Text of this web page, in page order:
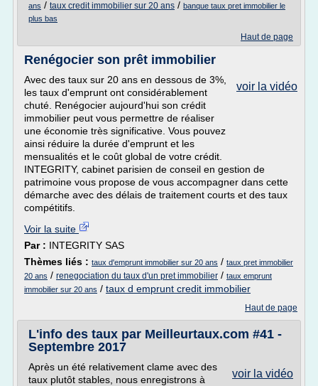
ans / taux credit immobilier sur 20 ans / banque taux pret immobilier le
plus bas
Haut de page
Renégocier son prêt immobilier
voir la vidéo
Avec des taux sur 20 ans en dessous de 3%,
les taux d'emprunt ont considérablement
chuté. Renégocier aujourd'hui son crédit
immobilier peut vous permettre de réaliser
une économie très significative. Vous pouvez
ainsi réduire la durée d'emprunt et les
mensualités et le coût global de votre crédit.
INTEGRITY, cabinet parisien de conseil en gestion de
patrimoine vous propose de vous accompagner dans cette
démarche avec des délais de traitement courts et des taux
compétitifs.
Voir la suite
Par : INTEGRITY SAS
Thèmes liés : taux d'emprunt immobilier sur 20 ans / taux pret immobilier
20 ans / renegociation du taux d'un pret immobilier / taux emprunt
immobilier sur 20 ans / taux d emprunt credit immobilier
Haut de page
L'info des taux par Meilleurtaux.com #41 -
Septembre 2017
voir la vidéo
Après un été relativement clame avec des
taux plutôt stables, nous enregistrons à